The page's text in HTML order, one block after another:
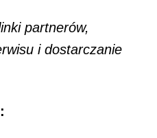
partnerów,
i dostarczanie